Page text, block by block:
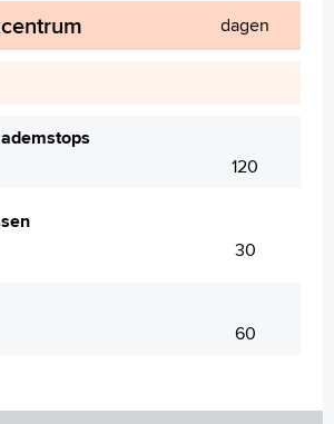
Tekstgrootte A
Zoeken
dagen
120
30
60